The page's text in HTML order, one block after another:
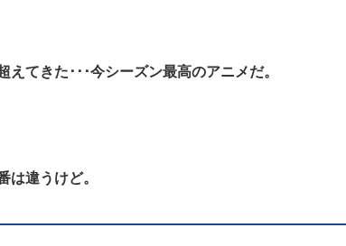
てきた･･･今シーズン最高のアニメだ。
は違うけど。